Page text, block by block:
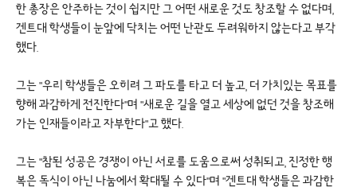
한 총장은 안주하는 것이 쉽지만 그 어떤 새로운 것도 창조할 수 없다며,
겐트대 학생들이 눈앞에 닥치는 어떤 난관도 두려워하지 않는다고 부각
했다.
그는 "우리 학생들은 오히려 그 파도를 타고 더 높고, 더 가치있는 목표를
향해 과감하게 전진한다"며 "새로운 길을 열고 세상에 없던 것을 창조해
가는 인재들이라고 자부한다"고 했다.
그는 "참된 성공은 경쟁이 아닌 서로를 도움으로써 성취되고, 진정한 행
복은 독식이 아닌 나눔에서 확대될 수 있다"며 "겐트대 학생들은 과감한